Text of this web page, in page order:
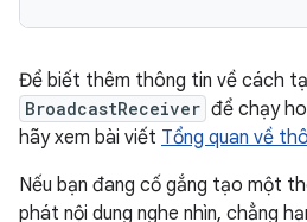
Để biết thêm thông tin về cách
BroadcastReceiver để chạy
hãy xem bài viết Tổng quan về
Nếu bạn đang cố gắng tạo một
phát nội dung nghe nhìn, chẳng